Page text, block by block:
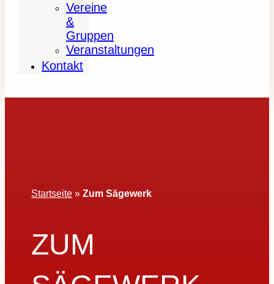
Vereine
&
Gruppen
Veranstaltungen
Kontakt
Startseite »Zum Sägewerk
ZUM